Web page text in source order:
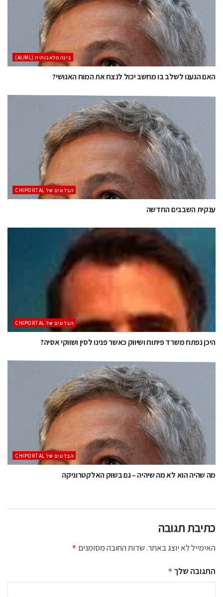
בינה מלאכותית (AI/ML)
האם הגענו לשלב בו מחשב יכול לנצח את המוח האנושי?
הבלוגים של CHIPORTAL
ענקית השבבים החדשה
הבלוגים של CHIPORTAL
היכן נפתח משרד פיתוח ושיווק כאשר פנינו לסין ושווקי אסיה?
הבלוגים של CHIPORTAL
מה שהיה הוא לא מה שיהיה – גם בשוק האלקטרוניקה
כתיבת תגובה
האימייל לא יוצג באתר.שדות החובה מסומנים *
התגובה שלך *